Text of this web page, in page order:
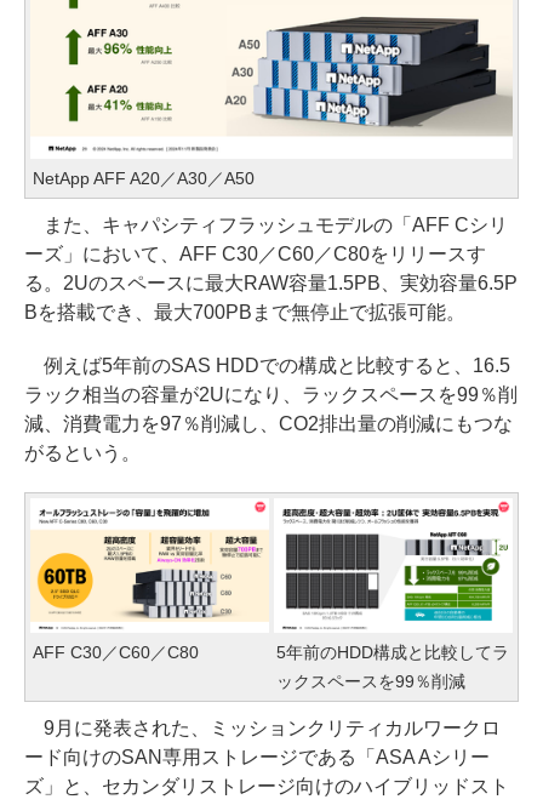
NetApp AFF A20／A30／A50
また、キャパシティフラッシュモデルの「AFF Cシリ
ーズ」において、AFF C30／C60／C80をリリースす
る。2Uのスペースに最大RAW容量1.5PB、実効容量6.5P
Bを搭載でき、最大700PBまで無停止で拡張可能。
例えば5年前のSAS HDDでの構成と比較すると、16.5
ラック相当の容量が2Uになり、ラックスペースを99％削
減、消費電力を97％削減し、CO2排出量の削減にもつな
がるという。
AFF C30／C60／C80
5年前のHDD構成と比較してラ
ックスペースを99％削減
9月に発表された、ミッションクリティカルワークロ
ード向けのSAN専用ストレージである「ASA Aシリー
ズ」と、セカンダリストレージ向けのハイブリッドスト